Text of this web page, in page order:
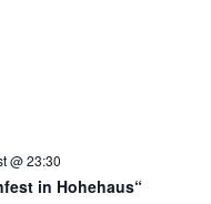
@ 23:30
in Hohehaus“